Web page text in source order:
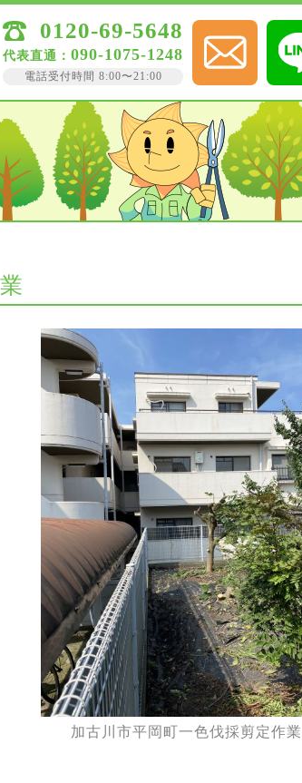
0120-69-5648
代表直通： 090-1075-1248
電話受付時間 8:00〜21:00
加古川市平岡町一色伐採剪定作業